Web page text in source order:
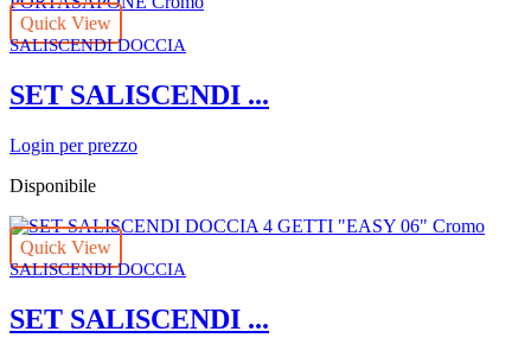
Quick View
SALISCENDI DOCCIA
SET SALISCENDI ...
Login per prezzo
Disponibile
Quick View
SALISCENDI DOCCIA
SET SALISCENDI ...